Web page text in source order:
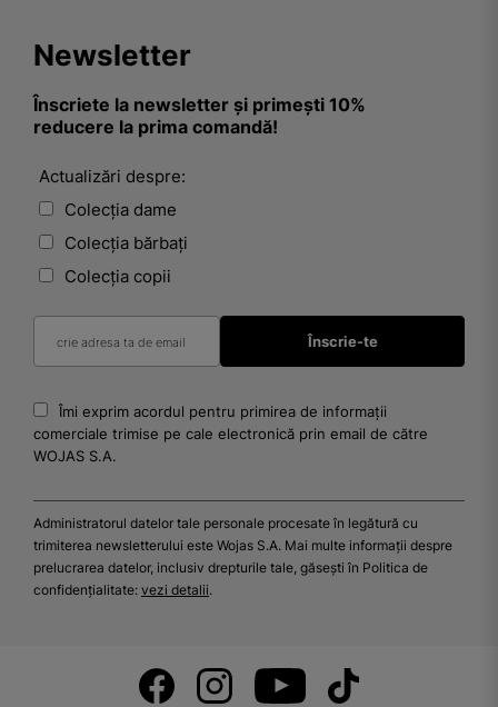
Newsletter
Înscriete la newsletter și primești 10%
reducere la prima comandă!
Actualizări despre:
Colecția dame
Colecția bărbați
Colecția copii
Îmi exprim acordul pentru primirea de informații
comerciale trimise pe cale electronică prin email de către
WOJAS S.A.
Administratorul datelor tale personale procesate în legătură cu
trimiterea newsletterului este Wojas S.A. Mai multe informații despre
prelucrarea datelor, inclusiv drepturile tale, găsești în Politica de
confidențialitate: vezi detalii.